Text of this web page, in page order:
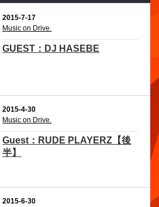
2015-7-17
Music on Drive.
GUEST：DJ HASEBE
2015-4-30
Music on Drive.
Guest：RUDE PLAYERZ【後
半】
2015-6-30